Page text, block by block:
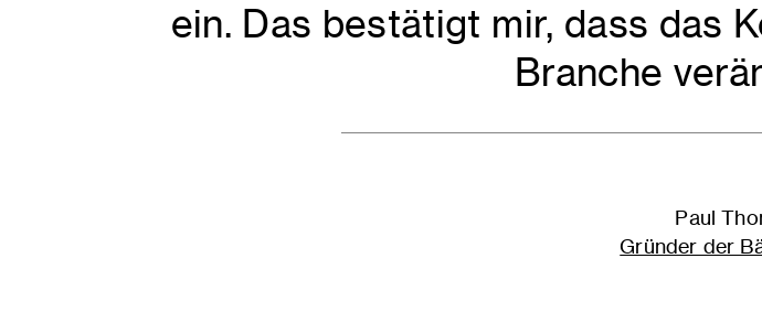
ein. Das bestätigt mir, dass das
Branche
Paul
Gründer der